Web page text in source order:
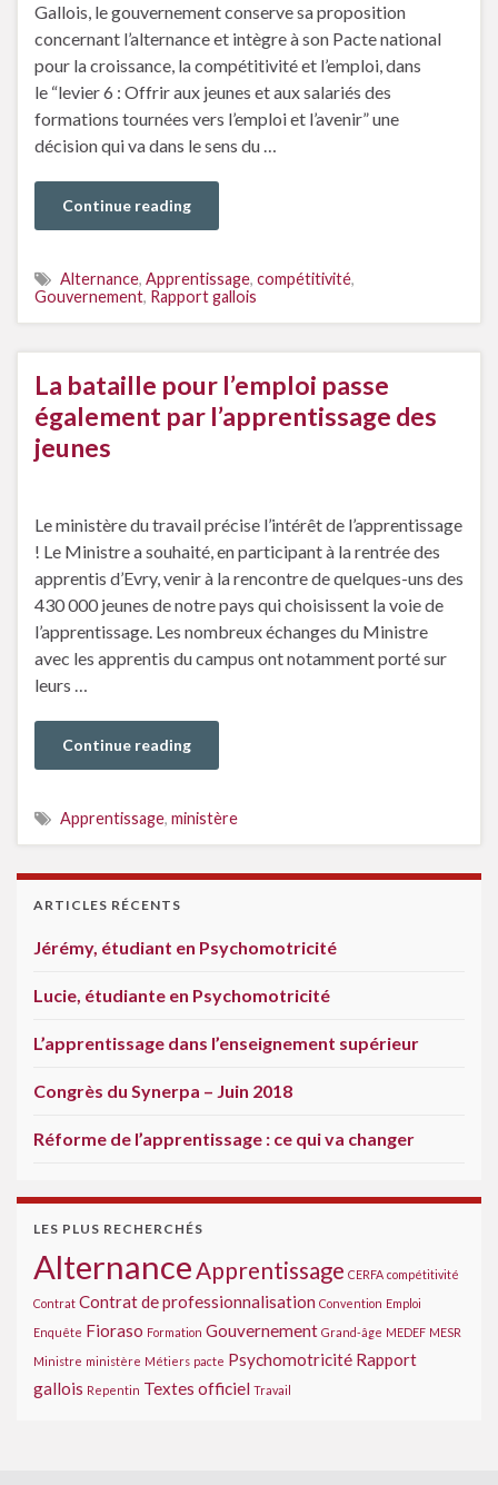
Gallois, le gouvernement conserve sa proposition
concernant l’alternance et intègre à son Pacte national
pour la croissance, la compétitivité et l’emploi, dans
le “levier 6 : Offrir aux jeunes et aux salariés des
formations tournées vers l’emploi et l’avenir” une
décision qui va dans le sens du …
Continue reading
Alternance, Apprentissage, compétitivité,
Gouvernement, Rapport gallois
La bataille pour l’emploi passe
également par l’apprentissage des
jeunes
Le ministère du travail précise l’intérêt de l’apprentissage
! Le Ministre a souhaité, en participant à la rentrée des
apprentis d’Evry, venir à la rencontre de quelques-uns des
430 000 jeunes de notre pays qui choisissent la voie de
l’apprentissage. Les nombreux échanges du Ministre
avec les apprentis du campus ont notamment porté sur
leurs …
Continue reading
Apprentissage, ministère
ARTICLES RÉCENTS
Jérémy, étudiant en Psychomotricité
Lucie, étudiante en Psychomotricité
L’apprentissage dans l’enseignement supérieur
Congrès du Synerpa – Juin 2018
Réforme de l’apprentissage : ce qui va changer
LES PLUS RECHERCHÉS
AlternanceApprentissage CERFA compétitivité
Contrat Contrat de professionnalisation Convention Emploi
Enquête Fioraso Formation Gouvernement Grand-âge MEDEF MESR
Ministre ministère Métiers pacte Psychomotricité Rapport
gallois Repentin Textes officiel Travail